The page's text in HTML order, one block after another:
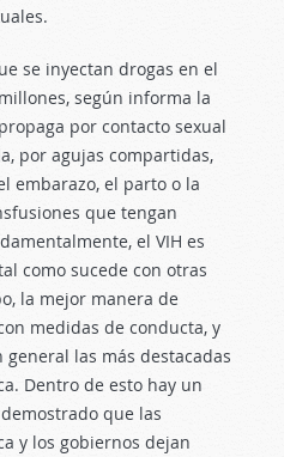
se inyectan drogas en el
según informa la
por contacto sexual
por agujas compartidas,
embarazo, el parto o la
que tengan
el VIH es
como sucede con otras
la mejor manera de
medidas de conducta, y
las más destacadas
Dentro de esto hay un
que las
y los gobiernos dejan